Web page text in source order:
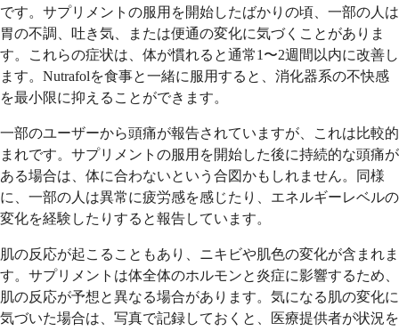
です。サプリメントの服用を開始したばかりの頃、一部の人は
胃の不調、吐き気、または便通の変化に気づくことがありま
す。これらの症状は、体が慣れると通常1〜2週間以内に改善し
ます。Nutrafolを食事と一緒に服用すると、消化器系の不快感
を最小限に抑えることができます。
一部のユーザーから頭痛が報告されていますが、これは比較的
まれです。サプリメントの服用を開始した後に持続的な頭痛が
ある場合は、体に合わないという合図かもしれません。同様
に、一部の人は異常に疲労感を感じたり、エネルギーレベルの
変化を経験したりすると報告しています。
肌の反応が起こることもあり、ニキビや肌色の変化が含まれま
す。サプリメントは体全体のホルモンと炎症に影響するため、
肌の反応が予想と異なる場合があります。気になる肌の変化に
気づいた場合は、写真で記録しておくと、医療提供者が状況を